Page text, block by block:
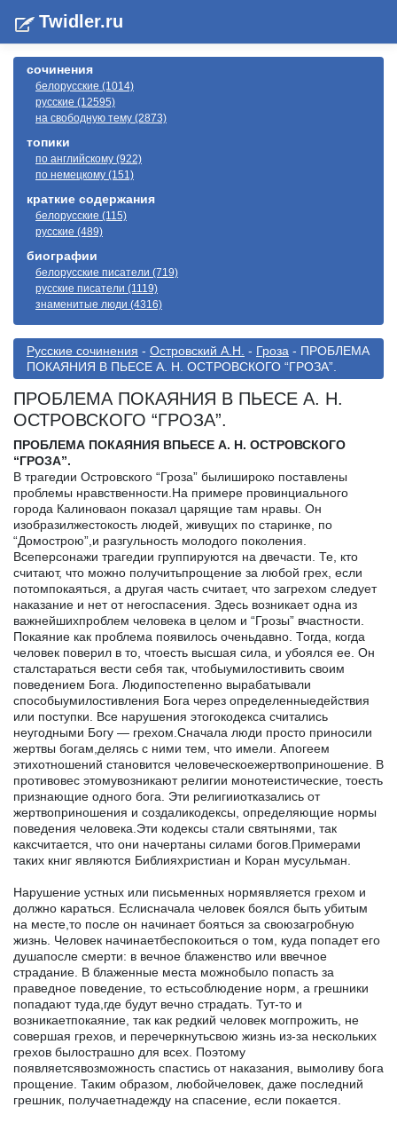
Twidler.ru
сочинения
белорусские (1014)
русские (12595)
на свободную тему (2873)
топики
по английскому (922)
по немецкому (151)
краткие содержания
белорусские (115)
русские (489)
биографии
белорусские писатели (719)
русские писатели (1119)
знаменитые люди (4316)
Русские сочинения - Островский А.Н. - Гроза - ПРОБЛЕМА
ПОКАЯНИЯ В ПЬЕСЕ А. Н. ОСТРОВСКОГО “ГРОЗА”.
ПРОБЛЕМА ПОКАЯНИЯ В ПЬЕСЕ А. Н.
ОСТРОВСКОГО “ГРОЗА”.
ПРОБЛЕМА ПОКАЯНИЯ ВПЬЕСЕ А. Н. ОСТРОВСКОГО
“ГРОЗА”.
В трагедии Островского “Гроза” былишироко поставлены
проблемы нравственности.На примере провинциального
города Калиноваон показал царящие там нравы. Он
изобразилжестокость людей, живущих по старинке, по
“Домострою”,и разгульность молодого поколения.
Всеперсонажи трагедии группируются на двечасти. Те, кто
считают, что можно получитьпрощение за любой грех, если
потомпокаяться, а другая часть считает, что загрехом следует
наказание и нет от негоспасения. Здесь возникает одна из
важнейшихпроблем человека в целом и “Грозы” вчастности.
Покаяние как проблема появилось оченьдавно. Тогда, когда
человек поверил в то, чтоесть высшая сила, и убоялся ее. Он
сталстараться вести себя так, чтобыумилостивить своим
поведением Бога. Людипостепенно вырабатывали
способыумилостивления Бога через определенныедействия
или поступки. Все нарушения этогокодекса считались
неугодными Богу — грехом.Сначала люди просто приносили
жертвы богам,делясь с ними тем, что имели. Апогеем
этихотношений становится человеческоежертвоприношение. В
противовес этомувозникают религии монотеистические, тоесть
признающие одного бога. Эти религииотказались от
жертвоприношения и создаликодексы, определяющие нормы
поведения че­ловека.Эти кодексы стали святынями, так
каксчитается, что они начертаны силами богов.Примерами
таких книг являются Библияхристиан и Коран мусульман.
Нарушение устных или письменных нормявляется грехом и
должно караться. Еслисначала человек боялся быть убитым
на месте,то после он начинает бояться за своюзагробную
жизнь. Че­ловек начинаетбеспокоиться о том, куда попадет его
душапосле смерти: в вечное блаженство или ввечное
страдание. В блаженные места можнобыло попасть за
праведное поведение, то естьсоблюде­ние норм, а грешники
попадают туда,где будут вечно страдать. Тут-то и
возникаетпокаяние, так как редкий человек могпрожить, не
совершая грехов, и перечеркнутьсвою жизнь из-за нескольких
грехов былострашно для всех. Поэтому
появляетсявозможность спастись от наказания, вымоливу бога
прощение. Таким образом, любойчеловек, даже последний
грешник, получаетнадежду на спа­сение, если покается.